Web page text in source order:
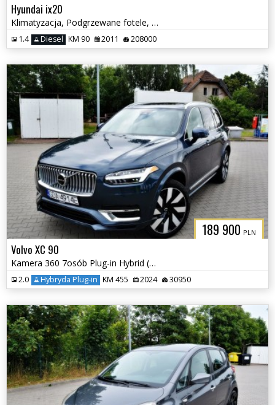
Hyundai ix20
Klimatyzacja, Podgrzewane fotele, Serwisowany
1.4 Diesel KM 90 2011 208000
189 900 PLN
Volvo XC 90
Kamera 360 7osób Plug-in Hybrid (Recharge) Elektryczna Klapa
2.0 Hybryda Plug-in KM 455 2024 30950